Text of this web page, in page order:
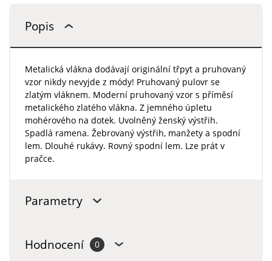
Popis
Metalická vlákna dodávají originální třpyt a pruhovaný
vzor nikdy nevyjde z módy! Pruhovaný pulovr se
zlatým vláknem. Moderní pruhovaný vzor s příměsí
metalického zlatého vlákna. Z jemného úpletu
mohérového na dotek. Uvolněný ženský výstřih.
Spadlá ramena. Žebrovaný výstřih, manžety a spodní
lem. Dlouhé rukávy. Rovný spodní lem. Lze prát v
pračce.
Parametry
Hodnocení 0